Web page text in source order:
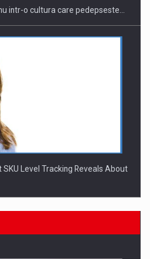
intr-o cultura care pedepseste…
Level Tracking Reveals About